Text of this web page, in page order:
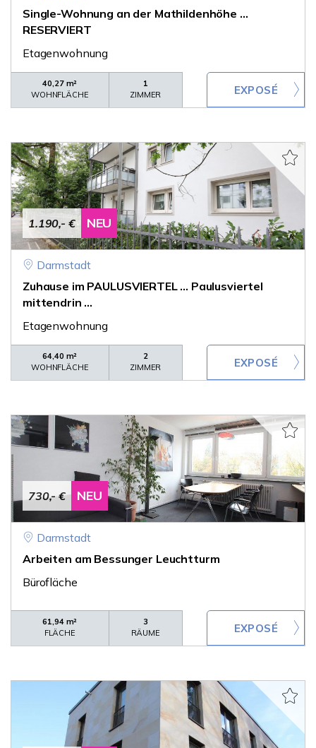
Single-Wohnung an der Mathildenhöhe ...
RESERVIERT
Etagenwohnung
40,27 m²
WOHNFLÄCHE
1
ZIMMER
1.190,- € NEU
Darmstadt
Zuhause im PAULUSVIERTEL ... Paulusviertel
mittendrin ...
Etagenwohnung
64,40 m²
WOHNFLÄCHE
2
ZIMMER
730,- € NEU
Darmstadt
Arbeiten am Bessunger Leuchtturm
Bürofläche
61,94 m²
FLÄCHE
3
RÄUME